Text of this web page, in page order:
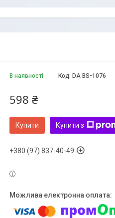
В наявності Код: DA BS-1076
598 ₴
Купити Купити з
+380 (97) 837-40-49